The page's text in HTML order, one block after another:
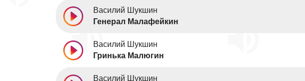
Василий Шукшин
Генерал Малафейкин
Василий Шукшин
Гринька Малюгин
Василий Шукшин